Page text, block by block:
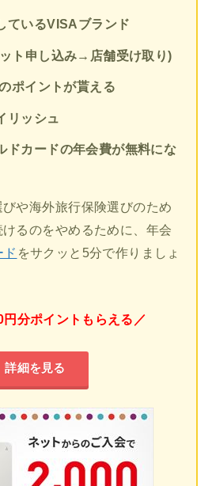
ているVISAブランド
ト申し込み→店舗受け取り)
ポイントが貰える
リッシュ
ドカードの年会費が無料にな
や海外旅行保険選びのため
るのをやめるために、年会
ド をサクッと5分で作りましょ
分ポイントもらえる／
詳細を見る